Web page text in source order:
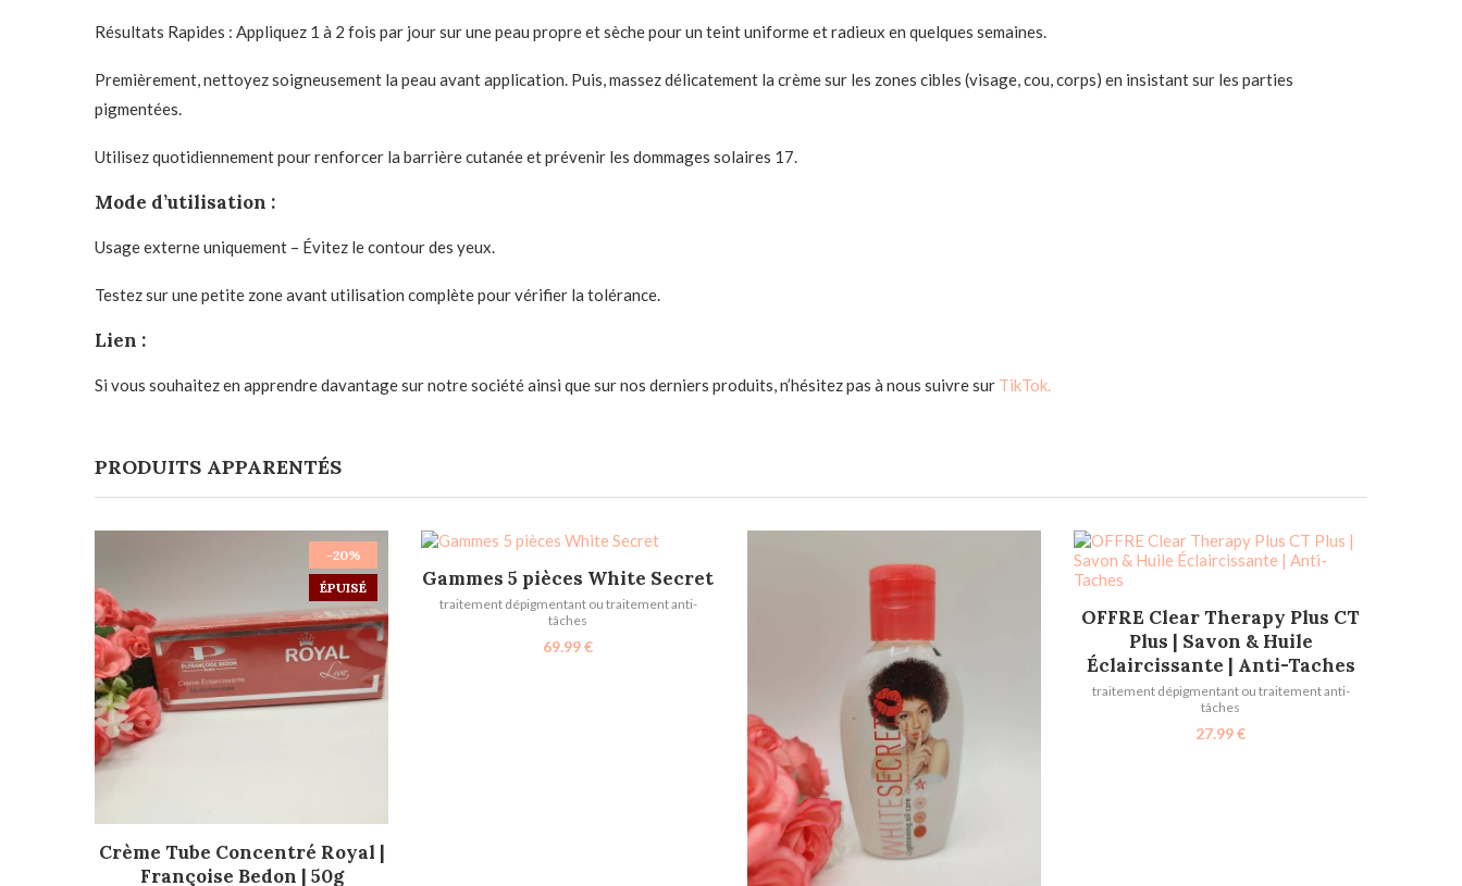
Résultats Rapides : Appliquez 1 à 2 fois par jour sur une peau propre et sèche pour un teint uniforme et radieux en quelques semaines.
Premièrement, nettoyez soigneusement la peau avant application. Puis, massez délicatement la crème sur les zones cibles (visage, cou, corps) en insistant sur les parties
pigmentées.
Utilisez quotidiennement pour renforcer la barrière cutanée et prévenir les dommages solaires 17.
Mode d’utilisation :
Usage externe uniquement – Évitez le contour des yeux.
Testez sur une petite zone avant utilisation complète pour vérifier la tolérance.
Lien :
Si vous souhaitez en apprendre davantage sur notre société ainsi que sur nos derniers produits, n’hésitez pas à nous suivre sur TikTok.
PRODUITS APPARENTÉS
-20%
ÉPUISÉ
LIRE LA SUITE
Crème Tube Concentré Royal |
Françoise Bedon | 50g
AJOUTER AU PANIER
Gammes 5 pièces White Secret
traitement dépigmentant ou traitement anti-
tâches
69.99€
AJOUTER AU PANIER
OFFRE Clear Therapy Plus CT
Plus | Savon & Huile
Éclaircissante | Anti-Taches
traitement dépigmentant ou traitement anti-
tâches
27.99€